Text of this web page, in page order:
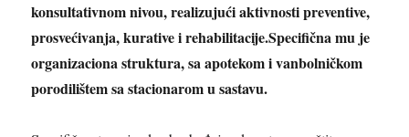
konsultativnom nivou, realizujući aktivnosti preventive,
prosvećivanja, kurative i rehabilitacije.Specifičnamu je
organizaciona struktura, sa apotekom i vanbolničkom
porodilištem sa stacionarom u sastavu.